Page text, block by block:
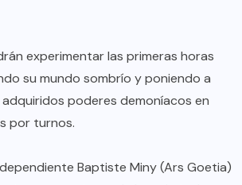
experimentar las primeras horas
su mundo sombrío y poniendo a
poderes demoníacos en
por turnos.
Baptiste Miny (Ars Goetia)